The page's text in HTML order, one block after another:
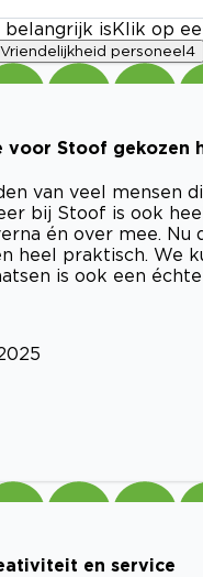
belangrijk is Klik op
Vriendelijkheid personeel 4
voor Stoof gekozen
van veel mensen
bij Stoof is ook
én over mee.
heel praktisch. We
is ook een
en service